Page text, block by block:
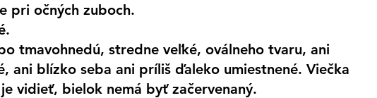
pri očných zuboch.
tmavohnedú, stredne veľké, oválneho tvaru, ani
ani blízko seba ani príliš ďaleko umiestnené. Viečka
vidieť, bielok nemá byť začervenaný.